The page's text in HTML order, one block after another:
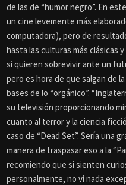
de las de “humor negro”. En
un cine levemente más
computadora), pero de
hasta las culturas más clásicas
si quieren sobrevivir ante un
pero es hora de que salgan de
bases de lo “orgánico”.
su televisión proporcionando
cuanto al terror y la ciencia
caso de “Dead Set”. Sería una
manera de traspasar eso a la
recomiendo que si sienten
personalmente, no vi nada